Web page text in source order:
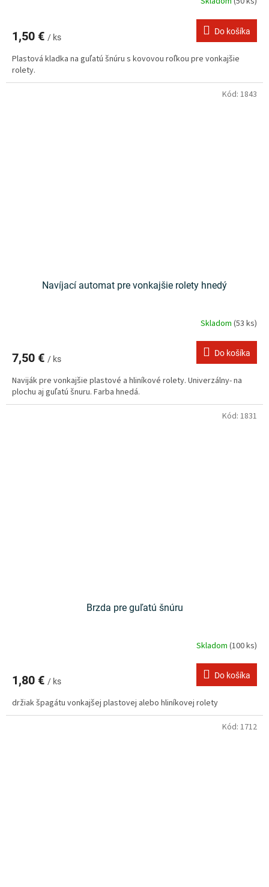
1,50 € / ks
Do košíka
Plastová kladka na guľatú šnúru s kovovou roľkou pre vonkajšie
rolety.
Navíjací automat pre vonkajšie rolety hnedý
Skladom (53 ks)
7,50 € / ks
Do košíka
Naviják pre vonkajšie plastové a hliníkové rolety. Univerzálny- na
plochu aj guľatú šnuru. Farba hnedá.
Kód: 1843
Brzda pre guľatú šnúru
Skladom (100 ks)
1,80 € / ks
Do košíka
držiak špagátu vonkajšej plastovej alebo hliníkovej rolety
Kód: 1831
Kód: 1712